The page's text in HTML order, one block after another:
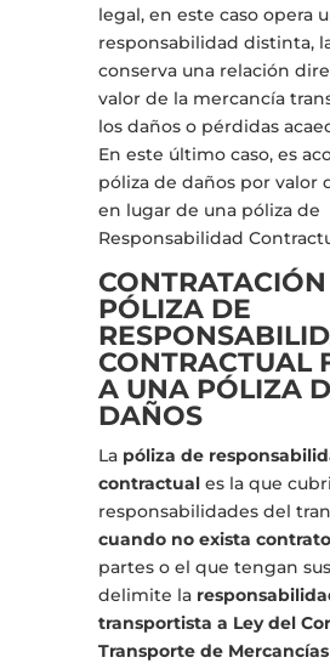
legal, en este caso opera
responsabilidad distinta,
conserva una relación
valor de la mercancía
los daños o pérdidas
En este último caso, es
póliza de daños por valor
en lugar de una póliza de
Responsabilidad
PÓLIZA DE
CONTRACTUAL
A UNA PÓLIZA
DAÑOS
La póliza de
contractuales la que
responsabilidades del
cuando no exista contrato
partes o el que tengan
delimite la
transportista a Ley del
Transporte de